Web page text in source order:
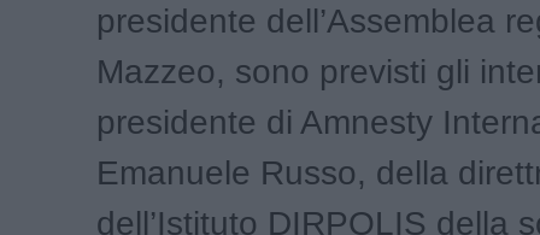
presidente dell’Assemblea
Mazzeo, sono previsti gli
presidente di Amnesty
Emanuele Russo, della
dell’Istituto DIRPOLIS della